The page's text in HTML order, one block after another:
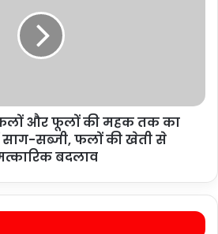
और फूलों की महक तक का
सब्जी, फलों की खेती से
बदलाव